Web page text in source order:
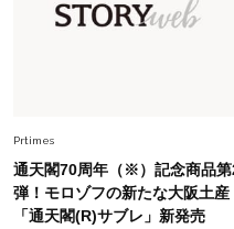
慣！「金運
は？」
Fashion
中村ゆりさ
Prtimes
通天閣70周年（※）記念商品
弾！モロゾフの新たな大阪土産
「通天閣(R)サブレ」新発売